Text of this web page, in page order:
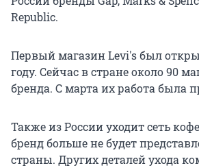
Republic.
Первый магазин Levi's был
году. Сейчас в стране около 90
бренда. С марта их работа была
Также из России уходит сеть
бренд больше не будет
страны. Других деталей ухода